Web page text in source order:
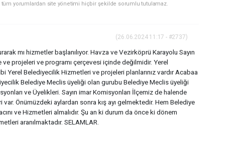
tüm yorumlardan site yönetimi hiçbir şekilde sorumlu tutulamaz.
(26.06.2024 11:17 - #2737)
mı hizmetler başlanılıyor. Havza ve Vezirköprü Karayolu Sayın
ve projeleri ve programı çerçevesi içinde değilmidir. Yerel
Yerel Belediyecilik Hizmetleri ve projeleri planlarınız vardır Acabaa
Belediye Meclis üyeliği olan gurubu Belediye Meclis üyeliği
ve Üyelikleri. Sayın imar Komisyonları İlçemiz de halende
Önümüzdeki aylardan sonra kış ayı gelmektedir. Hem Belediye
ve Hizmetleri almalıdır. Şu an ki durum da önce ki dönem
aranılmaktadır. SELAMLAR.